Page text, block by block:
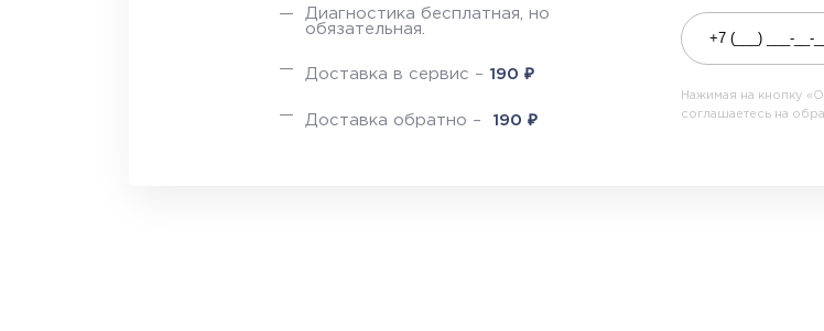
Диагностика бесплатная, но
обязательная.
Доставка в сервис – 190 ₽
Доставка обратно – 190 ₽
Нажимая на кнопку
соглашаетесь на